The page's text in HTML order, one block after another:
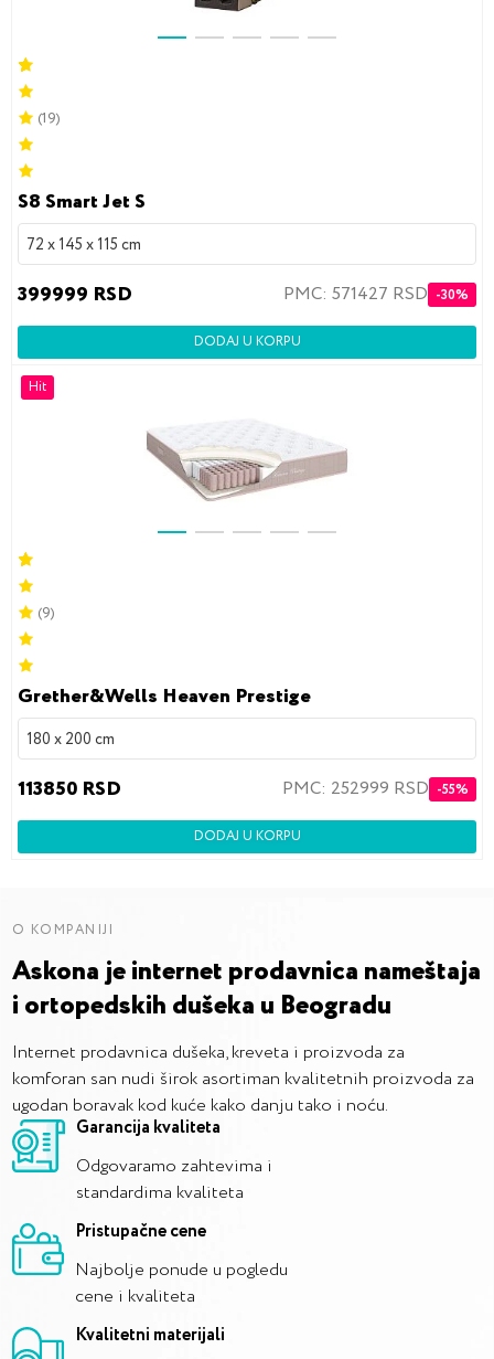
(19)
S8 Smart Jet S
72 x 145 x 115 cm
399999 RSD PMC: 571427 RSD -30%
DODAJ U KORPU
Hit
(9)
Grether&Wells Heaven Prestige
180 x 200 cm
113850 RSD PMC: 252999 RSD -55%
DODAJ U KORPU
O KOMPANIJI
Askona je internet prodavnica nameštaja
i ortopedskih dušeka u Beogradu
Internet prodavnica dušeka, kreveta i proizvoda za
komforan san nudi širok asortiman kvalitetnih proizvoda za
ugodan boravak kod kuće kako danju tako i noću.
Garancija kvaliteta
Odgovaramo zahtevima i
standardima kvaliteta
Pristupačne cene
Najbolje ponude u pogledu
cene i kvaliteta
Kvalitetni materijali